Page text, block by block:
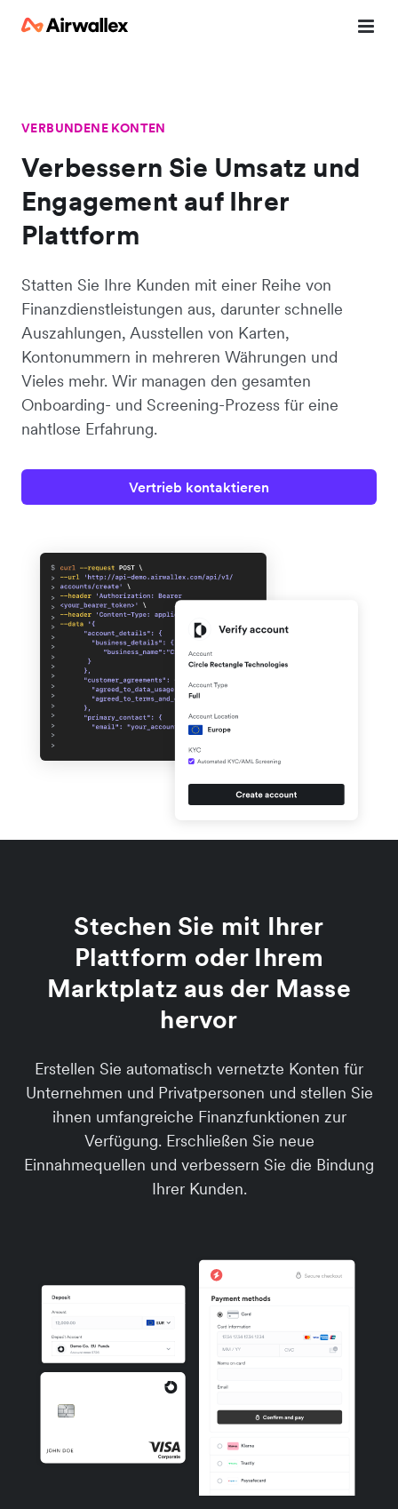
VERBUNDENE KONTEN
Verbessern Sie Umsatz und
Engagement auf Ihrer
Plattform
Statten Sie Ihre Kunden mit einer Reihe von
Finanzdienstleistungen aus, darunter schnelle
Auszahlungen, Ausstellen von Karten,
Kontonummern in mehreren Währungen und
Vieles mehr. Wir managen den gesamten
Onboarding- und Screening-Prozess für eine
nahtlose Erfahrung.
Vertrieb kontaktieren
Stechen Sie mit Ihrer
Plattform oder Ihrem
Marktplatz aus der Masse
hervor
Erstellen Sie automatisch vernetzte Konten für
Unternehmen und Privatpersonen und stellen Sie
ihnen umfangreiche Finanzfunktionen zur
Verfügung. Erschließen Sie neue
Einnahmequellen und verbessern Sie die Bindung
Ihrer Kunden.